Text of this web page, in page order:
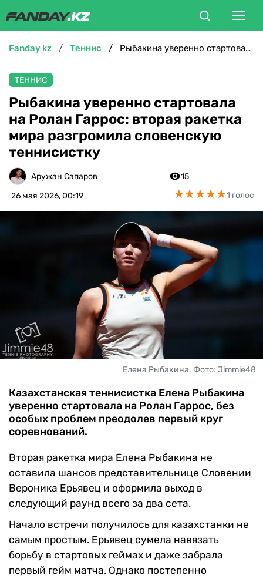
БОКС
ММА
ТЕННИС
ХОККЕЙ
БУКМЕКЕРЫ
fanday kz теннис Рыбакина уверенно стартовала на Ролан Гаррос: вторая ракетка мира разгромила словенскую теннисистку
ТЕННИС
Рыбакина уверенно стартовала
на Ролан Гаррос: вторая ракетка
мира разгромила словенскую
теннисистку
Аружан Сапаров
26 мая 2026, 00:19
15
★★★★★
★★★★★1 голос
Елена Рыбакина. Фото: Jimmie48
Казахстанская теннисистка Елена Рыбакина
уверенно стартовала на Ролан Гаррос, без
особых проблем преодолев первый круг
соревнований.
Вторая ракетка мира Елена Рыбакина не
оставила шансов представительнице Словении
Вероника Ерьявец и оформила выход в
следующий раунд всего за два сета.
Начало встречи получилось для казахстанки не
самым простым. Ерьявец сумела навязать
борьбу в стартовых геймах и даже забрала
первый гейм матча. Однако постепенно